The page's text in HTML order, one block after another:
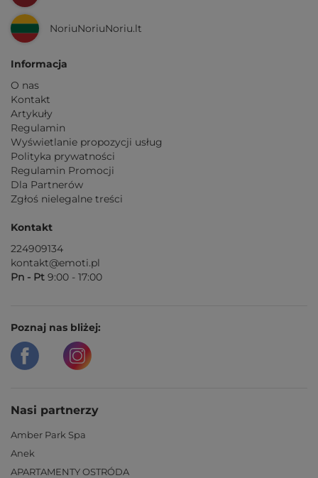
NoriuNoriuNoriu.lt
Informacja
O nas
Kontakt
Artykuły
Regulamin
Wyświetlanie propozycji usług
Polityka prywatności
Regulamin Promocji
Dla Partnerów
Zgłoś nielegalne treści
Kontakt
224909134
kontakt@emoti.pl
Pn - Pt 9:00 - 17:00
Poznaj nas bliżej:
Nasi partnerzy
Amber Park Spa
Anek
APARTAMENTY OSTRÓDA